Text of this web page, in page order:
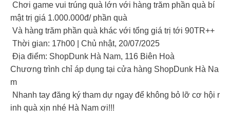
Chơi game vui trúng quà lớn với hàng trăm phần quà bí
mật trị giá 1.000.000đ/ phần quà
Và hàng trăm phần quà khác với tổng giá trị tới 90TR++
Thời gian: 17h00 | Chủ nhật, 20/07/2025
Địa điểm: ShopDunk Hà Nam, 116 Biên Hoà
Chương trình chỉ áp dụng tại cửa hàng ShopDunk Hà Na
m
Nhanh tay đăng ký tham dự ngay để không bỏ lỡ cơ hội r
inh quà xịn nhé Hà Nam ơi!!!